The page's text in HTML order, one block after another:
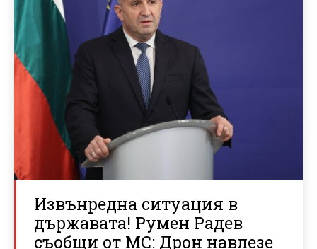
Извънредна ситуация в
държавата! Румен Радев
съобщи от МС: Дрон навлезе